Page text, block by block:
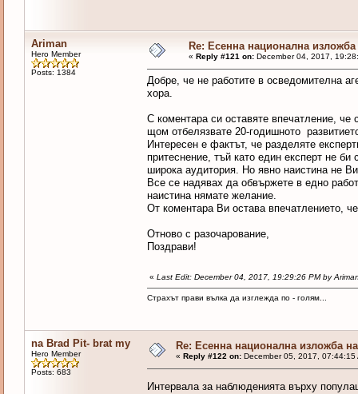
Ariman
Hero Member
Posts: 1384
Re: Есенна национална
« Reply #121 on:December 04, 2017,
Добре, че не работите в осведомителна
хора.
С коментара си оставяте впечатление,
щом отбелязвате 20-годишното
Интересен е фактът, че разделяте
притеснение, тъй като един експерт не
широка аудитория. Но явно наистина не
Все се надявах да обвържете в едно
наистина нямате желание.
От коментара Ви остава впечатлението,
Отново с разочарование,
Поздрави!
« Last Edit: December 04, 2017, 19:29:26 PM by
Страхът прави вълка да изглежда по - голям...
na Brad Pit- brat my
Hero Member
Posts: 683
Re: Есенна национална изложба
« Reply #122 on:December 05, 2017, 07:44:15
Интервала за наблюденията върху